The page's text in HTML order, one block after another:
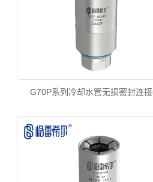
G70P系列冷却水管无损密封连